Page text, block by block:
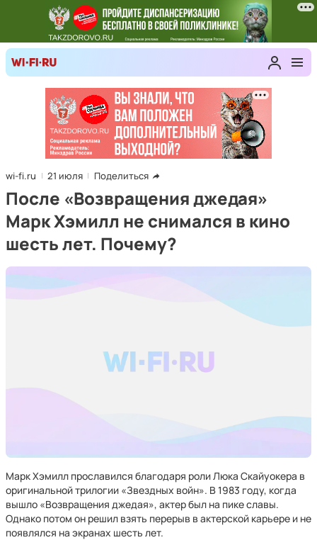
wi-fi.ru 21 июля Поделиться
После «Возвращения джедая»
Марк Хэмилл не снимался в кино
шесть лет. Почему?
Марк Хэмилл прославился благодаря роли Люка Скайуокера в
оригинальной трилогии «Звездных войн». В 1983 году, когда
вышло «Возвращения джедая», актер был на пике славы.
Однако потом он решил взять перерыв в актерской карьере и не
появлялся на экранах шесть лет.